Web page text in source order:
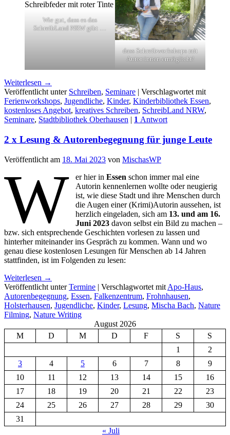
Wie gut, dass es das
SchreibLand NRW gibt …
dass Schreibworkshops mit
Autor:innen ermöglicht!
Weiterlesen →
Veröffentlicht unter Schreiben, Seminare | Verschlagwortet mit
Ferienworkshops, Jugendliche, Kinder, Kinderbibliothek Essen,
kostenloses Angebot, kreatives Schreiben, SchreibLand NRW,
Seminare, Stadtbibliothek Oberhausen | 1 Antwort
2 x Lesung & Autorenbegegnung für junge Leute
Veröffentlicht am 18. Mai 2023 von MischasWP
W er hier inEssen schon immer mal eine
Autorin kennenlernen wollte oder neugierig
ist, wie diese Stadt und ihre Menschen durch
die Augen einer (Krimi)Autorin aussehen, ist
herzlich eingeladen, sich am 13. und am 16.
Juni 2023 davon selbst ein Bild zu machen –
bzw. sich entsprechende Geschichten vorlesen zu lassen und
hinterher miteinander ins Gespräch zu kommen. Wann und wo
genau diese kostenlosen Lesungen für Menschen ab 14 Jahren
stattfinden, ist im Folgenden zu lesen:
Weiterlesen →
Veröffentlicht unter Termine | Verschlagwortet mit Apo-Haus,
Autorenbegegnung, Essen, Falkenzentrum, Frohnhausen,
Holsterhausen, Jugendliche, Kinder, Lesung, Mischa Bach, Nature
Filming, Nature Writing
August 2026
M
D M D F S
S
1
2
3
4 5 6 7 8
9
10
11 12 13 14 15
16
17
18 19 20 21 22
23
24
25 26 27 28 29
30
31
« Juli